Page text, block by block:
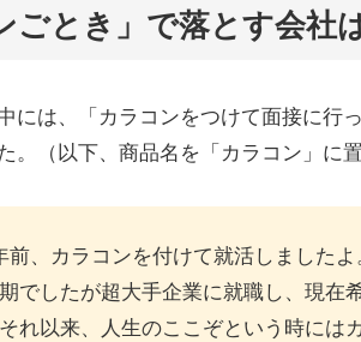
ごとき」で落とす会社
には、「カラコンをつけて面接に行
。（以下、商品名を「カラコン」に
前、カラコンを付けて就活しました
でしたが超大手企業に就職し、現在
れ以来、人生のここぞという時には